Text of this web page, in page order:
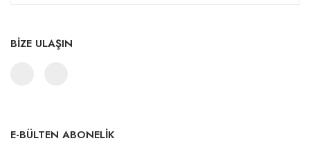
BİZE ULAŞIN
E-BÜLTEN ABONELİK